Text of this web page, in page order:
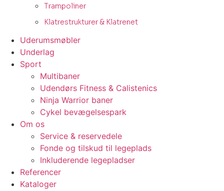
Trampoliner
Klatrestrukturer & Klatrenet
Uderumsmøbler
Underlag
Sport
Multibaner
Udendørs Fitness & Calistenics
Ninja Warrior baner
Cykel bevægelsespark
Om os
Service & reservedele
Fonde og tilskud til legeplads
Inkluderende legepladser
Referencer
Kataloger